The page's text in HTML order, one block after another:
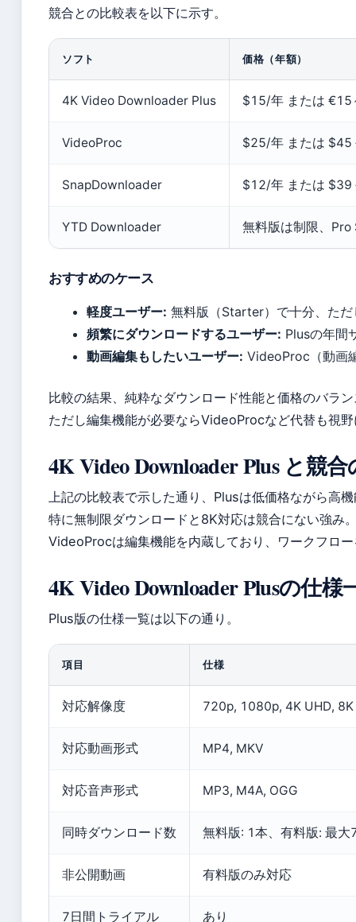
競合との比較表を以下に示す。
ソフト 価格（年額）
4K Video Downloader Plus $15/年 または €15
VideoProc $25/年 または $45
SnapDownloader $12/年 または $39
YTD Downloader 無料版は制限、
おすすめのケース
軽度ユーザー: 無料版（Starter）で十分、た
頻繁にダウンロードするユーザー: Plusの年間
動画編集もしたいユーザー: VideoProc（動画
比較の結果、純粋なダウンロード性能と価格のバラ
ただし編集機能が必要ならVideoProcなど代替も視
4K Video Downloader Plus と競
上記の比較表で示した通り、Plusは低価格ながら高
特に無制限ダウンロードと8K対応は競合にない強み
VideoProcは編集機能を内蔵しており、ワークフロ
4K Video Downloader Plusの仕様
Plus版の仕様一覧は以下の通り。
項目 仕様
対応解像度 720p, 1080p, 4K UHD, 8K
対応動画形式 MP4, MKV
対応音声形式 MP3, M4A, OGG
同時ダウンロード数 無料版: 1本、有料版: 最
非公開動画 有料版のみ対応
7日間トライアル あり